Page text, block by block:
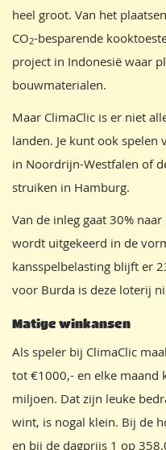
heel groot. Van het
CO2-besparende
project in Indonesië waar
bouwmaterialen.
Maar ClimaClic is er niet
landen. Je kunt ook spelen
in Noordrijn-Westfalen of
struiken in Hamburg.
Van de inleg gaat 30%
wordt uitgekeerd in de
kansspelbelasting blijft er
voor Burda is deze loterij
Matige winkansen
Als speler bij ClimaClic
tot €1000,- en elke maand
miljoen. Dat zijn leuke
wint, is nogal klein. Bij de
en bij de dagprijs 1 op